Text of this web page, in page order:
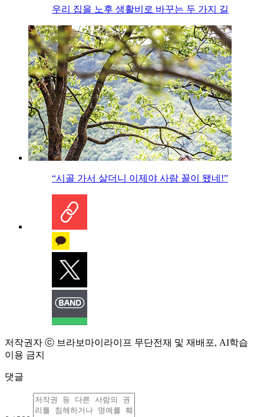
우리 집을 노후 생활비로 바꾸는 두 가지 길
“시골 가서 살더니 이제야 사람 꼴이 됐네!”
저작권자 ⓒ 브라보마이라이프 무단전재 및 재배포, AI학습
이용 금지
댓글